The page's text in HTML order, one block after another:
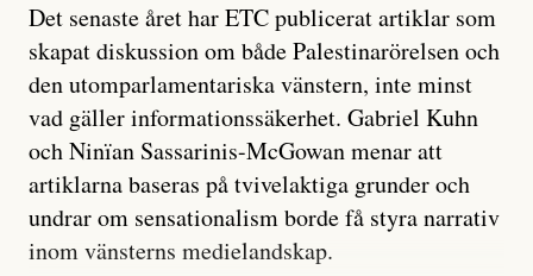
Det senaste året har ETC publicerat artiklar som
skapat diskussion om både Palestinarörelsen och
den utomparlamentariska vänstern, inte minst
vad gäller informationssäkerhet. Gabriel Kuhn
och Ninïan Sassarinis-McGowan menar att
artiklarna baseras på tvivelaktiga grunder och
undrar om sensationalism borde få styra narrativ
inom vänsterns medielandskap.